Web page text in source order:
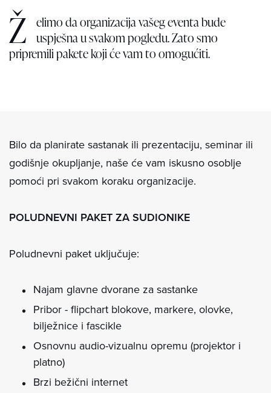
Ž
elimo da organizacija vašeg eventa bude
uspješna u svakom pogledu. Zato smo
pripremili pakete koji će vam to omogućiti.
Bilo da planirate sastanak ili prezentaciju, seminar ili
godišnje okupljanje, naše će vam iskusno osoblje
pomoći pri svakom koraku organizacije.
POLUDNEVNI PAKET ZA SUDIONIKE
Poludnevni paket uključuje:
Najam glavne dvorane za sastanke
Pribor - flipchart blokove, markere, olovke,
bilježnice i fascikle
Osnovnu audio-vizualnu opremu (projektor i
platno)
Brzi bežični internet